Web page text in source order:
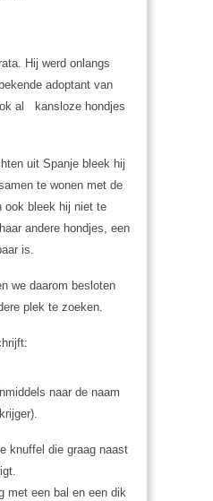
Hij werd onlangs
adoptant van
al kansloze hondjes
uit Spanje bleek hij
te wonen met de
ook bleek hij niet te
andere hondjes, een
is.
we daarom besloten
plek te zoeken.
naar de naam
knuffel die graag naast
met een bal en een dik